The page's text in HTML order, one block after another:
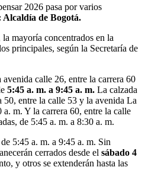
2026 pasa por varios
Alcaldía de Bogotá.
mayoría concentrados en la
principales, según la Secretaría de
calle 26, entre la carrera 60
5:45 a. m. a 9:45 a. m. La calzada
50, entre la calle 53 y la avenida La
a. m. Y la carrera 60, entre la calle
de 5:45 a. m. a 8:30 a. m.
5:45 a. m. a 9:45 a. m. Sin
cerrados desde el sábado 4
y otros se extenderán hasta las